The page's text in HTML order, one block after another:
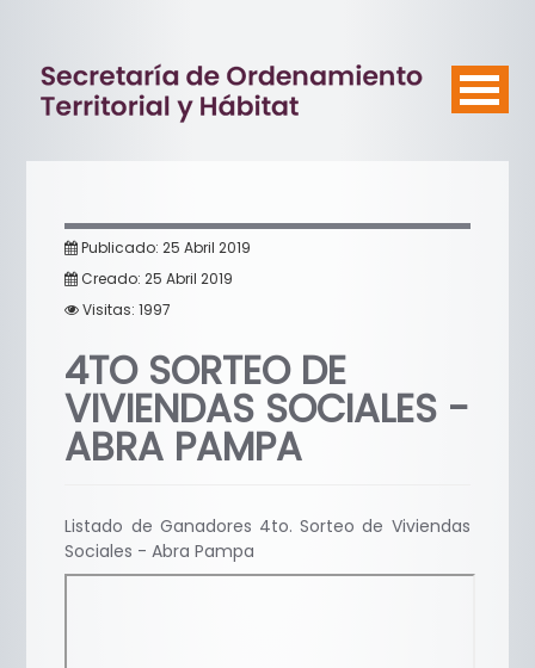
Publicado: 25 Abril 2019
Creado: 25 Abril 2019
Visitas: 1997
4TO SORTEO DE
VIVIENDAS SOCIALES -
ABRA PAMPA
Listado de Ganadores 4to. Sorteo de Viviendas
Sociales - Abra Pampa